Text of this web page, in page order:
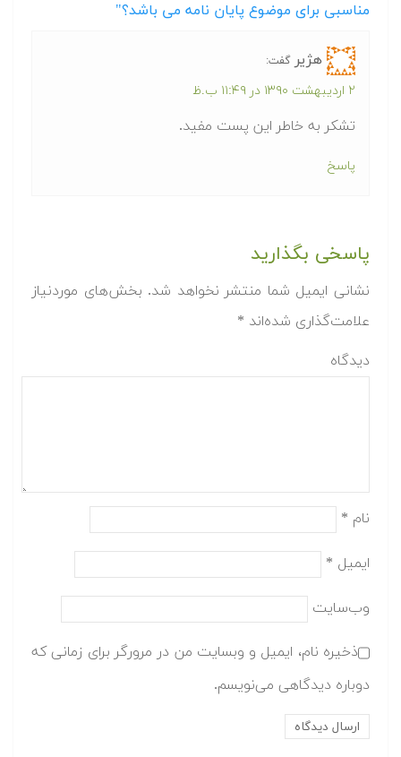
مناسبی برای موضوع پایان نامه می باشد؟"
هژیر گفت:
۲ اردیبهشت ۱۳۹۰ در ۱۱:۴۹ ب.ظ
تشکر به خاطر این پست مفید.
پاسخ
پاسخی بگذارید
نشانی ایمیل شما منتشر نخواهد شد. بخش‌های موردنیاز
علامت‌گذاری شده‌اند *
دیدگاه
نام *
ایمیل *
وب‌سایت
ذخیره نام، ایمیل و وبسایت من در مرورگر برای زمانی که
دوباره دیدگاهی می‌نویسم.